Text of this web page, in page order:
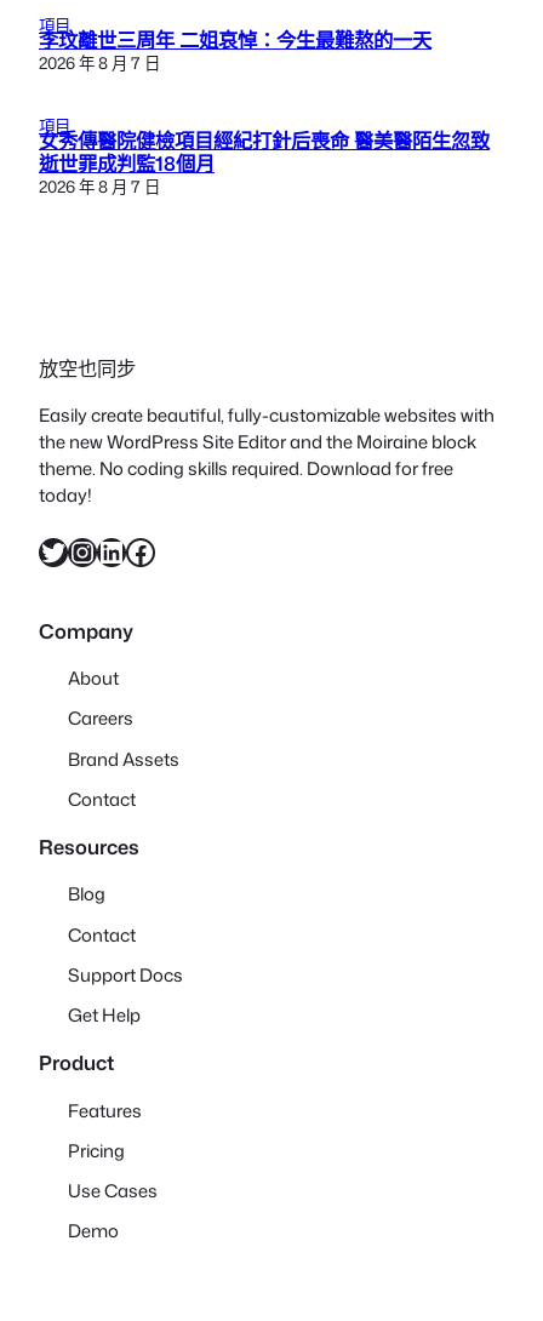
項目
李玟離世三周年 二姐哀悼：今生最難熬的一天
2026 年 8 月 7 日
項目
女秀傳醫院健檢項目經紀打針后喪命 醫美醫陌生忽致
逝世罪成判監18個月
2026 年 8 月 7 日
放空也同步
Easily create beautiful, fully-customizable websites with
the new WordPress Site Editor and the Moiraine block
theme. No coding skills required. Download for free
today!
X InstagramLinkedIn Facebook
Company
About
Careers
Brand Assets
Contact
Resources
Blog
Contact
Support Docs
Get Help
Product
Features
Pricing
Use Cases
Demo